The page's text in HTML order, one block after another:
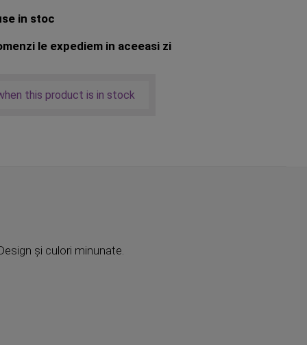
in stoc
le expediem in aceeasi zi
this product is in stock
și culori minunate.